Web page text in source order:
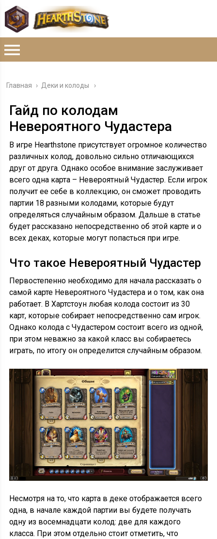
Главная › Деки и колоды
Гайд по колодам
Невероятного Чудастера
В игре Hearthstone присутствует огромное количество
различных колод, довольно сильно отличающихся
друг от друга. Однако особое внимание заслуживает
всего одна карта – Невероятный Чудастер. Если игрок
получит ее себе в коллекцию, он сможет проводить
партии 18 разными колодами, которые будут
определяться случайным образом. Дальше в статье
будет рассказано непосредственно об этой карте и о
всех деках, которые могут попасться при игре.
Что такое Невероятный Чудастер
Первостепенно необходимо для начала рассказать о
самой карте Невероятного Чудастера и о том, как она
работает. В Хартстоун любая колода состоит из 30
карт, которые собирает непосредственно сам игрок.
Однако колода с Чудастером состоит всего из одной,
при этом неважно за какой класс вы собираетесь
играть, по итогу он определится случайным образом.
Несмотря на то, что карта в деке отображается всего
одна, в начале каждой партии вы будете получать
одну из восемнадцати колод: две для каждого
класса. При этом отдельно стоит отметить, что